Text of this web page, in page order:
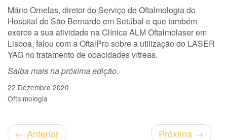
Mário Ornelas, diretor do Serviço de Oftalmologia do
Hospital de São Bernardo em Setúbal e que também
exerce a sua atividade na Clínica ALM Oftalmolaser em
Lisboa, falou com a OftalPro sobre a utilização do LASER
YAG no tratamento de opacidades vítreas.
Saiba mais na próxima edição.
22 Dezembro 2020
Oftalmologia
← Anterior Próxima →